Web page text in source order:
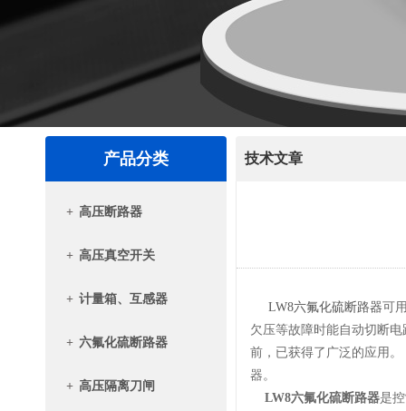
产品分类
+ 高压断路器
+ 高压真空开关
+ 计量箱、互感器
+ 六氟化硫断路器
+ 高压隔离刀闸
技术文章
LW8六氟化硫断路器可
欠压等故障时能自动切断
前，已获得了广泛的应用
器。
LW8六氟化硫断路器是